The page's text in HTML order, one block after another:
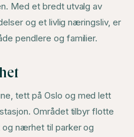
Med et bredt utvalg av
og et livlig næringsliv, er
pendlere og familier.
tett på Oslo og med lett
Området tilbyr flotte
nærhet til parker og